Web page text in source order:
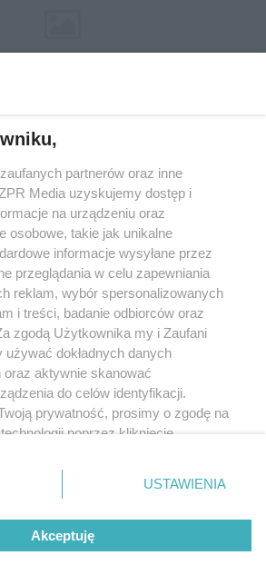
w serwisie nie może być powielany i
rozpowszechniany w jakikolwiek sposób (w
mechaniczny) na jakimkolwiek polu
formie, włącznie z umieszczaniem w Internecie
praw. Jakiekolwiek użycie lub
całości lub w części z naruszeniem prawa, tzn.
zabronione pod groźbą kary i może być ścigane
O nas
partnerów oraz inne
Media uzyskujemy dostęp i
na urządzeniu oraz
osobowe, takie jak unikalne
informacje wysyłane przez
przeglądania w celu zapewniania
reklam, wybór spersonalizowanych
i treści, badanie odbiorców oraz
zgodą Użytkownika my i Zaufani
dokładnych danych
aktywnie skanować
do celów identyfikacji.
prywatność, prosimy o zgodę na
poprzez kliknięcie
przycisk ustawień prywatności
dolnym rogu strony
danych nie wymagają zgody
prawo sprzeciwić się takiemu
będą miały zastosowanie tylko
USTAWIENIA
Akceptuję